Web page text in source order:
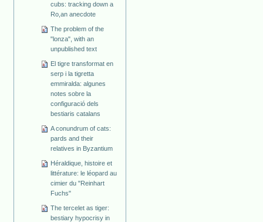
cubs: tracking down a
Ro,an anecdote
The problem of the
"lonza", with an
unpublished text
El tigre transformat en
serp i la tigretta
emmiralda: algunes
notes sobre la
configuració dels
bestiaris catalans
A conundrum of cats:
pards and their
relatives in Byzantium
Héraldique, histoire et
littérature: le léopard au
cimier du "Reinhart
Fuchs"
The tercelet as tiger:
bestiary hypocrisy in